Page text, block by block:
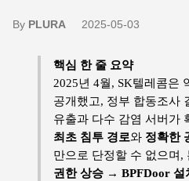
By PLURA 2025-05-03
핵심 한 줄 요약
2025년 4월, SK텔레콤은
공개했고, 정부 합동조사
유출과 다수 감염 서버가
최초 침투 경로와 정확한
만으로 단정할 수 없으며,
권한 상승 → BPFDoor 설